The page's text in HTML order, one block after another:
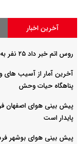
آخرین اخبار
روس اتم خبر داد ۲۵ نفر به بوشهر بازگشتند
پناهگاه حیات وحش
پایدار است